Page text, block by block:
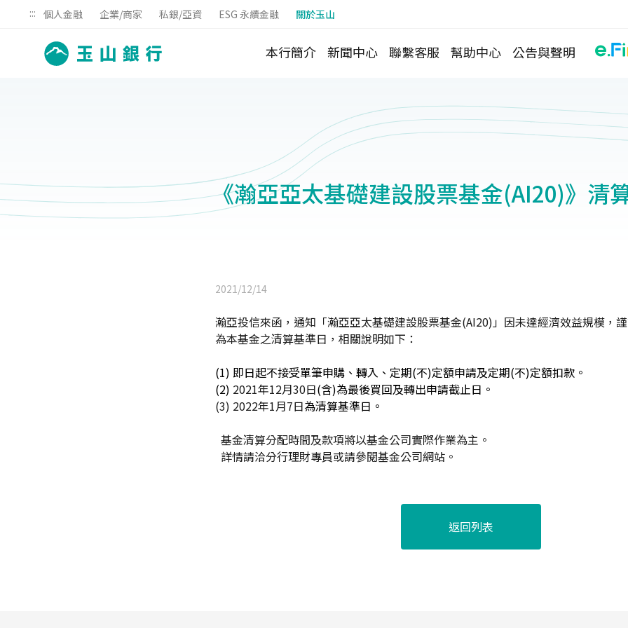
::: 個人金融 企業/商家 私銀/亞資 ESG 永續金融 關於玉山
本行簡介 新聞中心 聯繫客服 幫助中心 公告與聲明
《瀚亞亞太基礎建設股票基金(AI20)》清
2021/12/14
瀚亞投信來函，通知「瀚亞亞太基礎建設股票基金(AI20)」因未達經濟效益規模，
為本基金之清算基準日 ， 相關說明如下：
(1) 即日起不接受單筆申購、轉入、定期(不)定額申請及定期(不)定額扣款。
(2) 2021年12月30日(含)為最後買回及轉出申請截止日。
(3) 2022年1月7日為清算基準日。
基金清算分配時間及款項將以基金公司實際作業為主。
詳情請洽分行理財專員或請參閱基金公司網站。
返回列表